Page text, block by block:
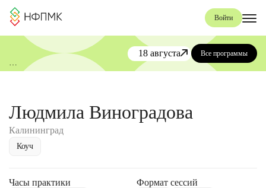
Войти
«День коучинга и менторинга»
18 августа Все программы
Людмила Виноградова
Калининград
Коуч
Часы практики Формат сессий